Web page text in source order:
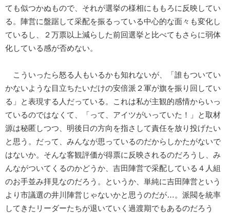
ても似つかぬもので、それが選挙の様相にももろに反映してい
る。陣営に盤踞して采配を振るっている中心的な面々も変化し
ているし、２万票以上減らした前回選挙と比べてもさらに弱体
化している感が否めない。
こういったら怒る人もいるかも知れないが、「誰もついてい
かないような目立ちたいだけの安倍派２軍が旗を振り回してい
る」と表現する人だっている。これは私が主観的感情からいっ
ているのではなくて、「って、アイツがいっていた！」と取材
源は秘匿しつつ、明後日の方向を指さして責任を放り投げたい
と思う。だって、みんなが思っているのだからしかたがないで
はないか。そんな客観評価が得票に反映されるのだろうし、み
んながついてくるのかどうか、吉田陣営で采配している４人組
のお手並み拝見なのだろう。というか、単純に吉田陣営という
より市議選の井川陣営じゃないかと思うのだが…。派閥を統率
してきたリーダーたちが退いていく過渡期でもあるのだろう